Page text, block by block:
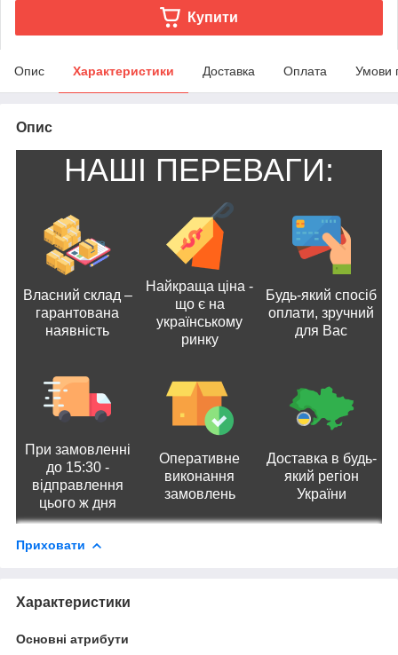
Купити
Опис Характеристики Доставка Оплата Умови
Опис
НАШІ ПЕРЕВАГИ:
Власний склад –
гарантована
наявність
Найкраща ціна -
що є на
українському
ринку
Будь-який спосіб
оплати, зручний
для Вас
При замовленні
до 15:30 -
відправлення
цього ж дня
Оперативне
виконання
замовлень
Доставка в будь-
який регіон
України
Приховати
Характеристики
Основні атрибути